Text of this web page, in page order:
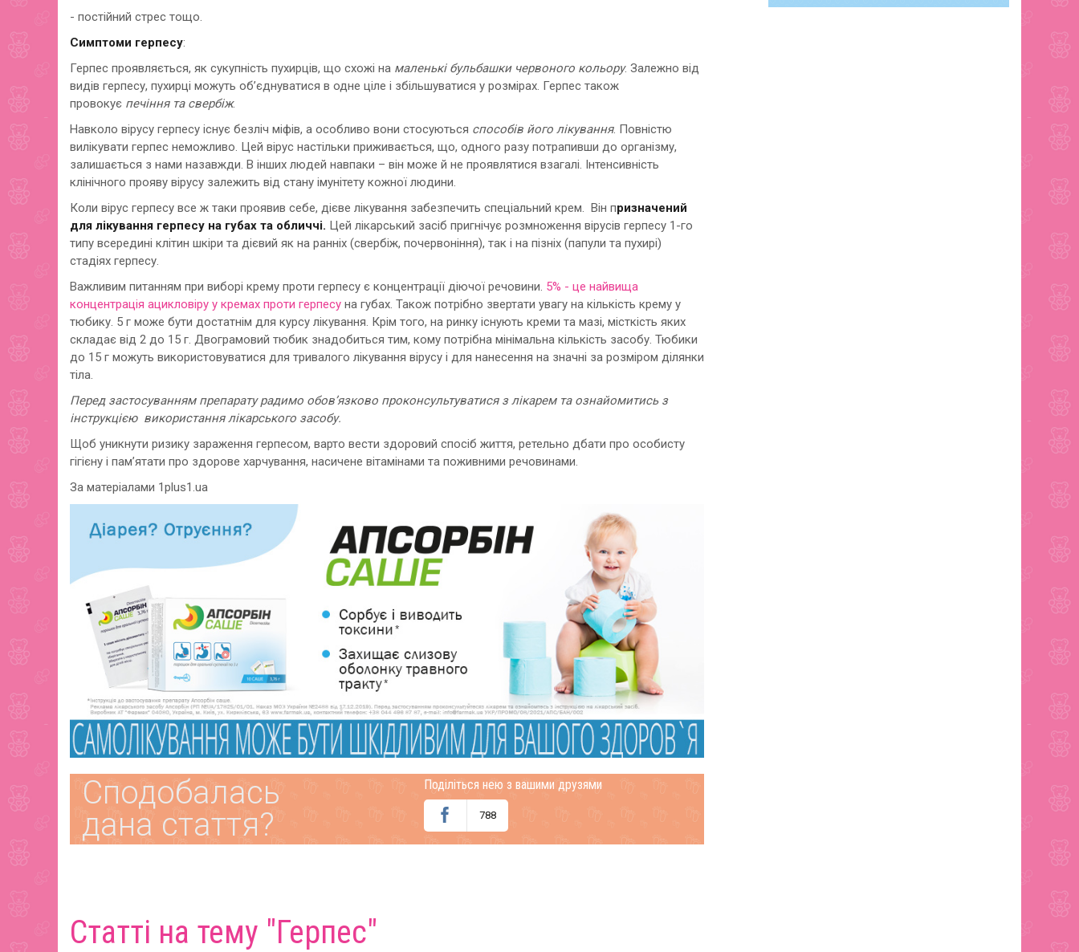
- постійний стрес тощо.
Симптоми герпесу:
Герпес проявляється, як сукупність пухирців, що схожі на маленькі бульбашки червоного кольору. Залежно від
видів герпесу, пухирці можуть об’єднуватися в одне ціле і збільшуватися у розмірах. Герпес також
провокує печіння та свербіж.
Навколо вірусу герпесу існує безліч міфів, а особливо вони стосуються способів його лікування. Повністю
вилікувати герпес неможливо. Цей вірус настільки приживається, що, одного разу потрапивши до організму,
залишається з нами назавжди. В інших людей навпаки – він може й не проявлятися взагалі. Інтенсивність
клінічного прояву вірусу залежить від стану імунітету кожної людини.
Коли вірус герпесу все ж таки проявив себе, дієве лікування забезпечить спеціальний крем. Він призначений
для лікування герпесу на губах та обличчі. Цей лікарський засіб пригнічує розмноження вірусів герпесу 1-го
типу всередині клітин шкіри та дієвий як на ранніх (свербіж, почервоніння), так і на пізніх (папули та пухирі)
стадіях герпесу.
Важливим питанням при виборі крему проти герпесу є концентрації діючої речовини. 5% - це найвища
концентрація ацикловіру у кремах проти герпесу на губах. Також потрібно звертати увагу на кількість крему у
тюбику. 5 г може бути достатнім для курсу лікування. Крім того, на ринку існують креми та мазі, місткість яких
складає від 2 до 15 г. Двограмовий тюбик знадобиться тим, кому потрібна мінімальна кількість засобу. Тюбики
до 15 г можуть використовуватися для тривалого лікування вірусу і для нанесення на значні за розміром ділянки
тіла.
Перед застосуванням препарату радимо обов’язково проконсультуватися з лікарем та ознайомитись з
інструкцією використання лікарського засобу.
Щоб уникнути ризику зараження герпесом, варто вести здоровий спосіб життя, ретельно дбати про особисту
гігієну і пам’ятати про здорове харчування, насичене вітамінами та поживними речовинами.
За матеріалами 1plus1.ua
Сподобалась
дана стаття?
Поділіться нею з вашими друзями
788
Статті на тему "Герпес"